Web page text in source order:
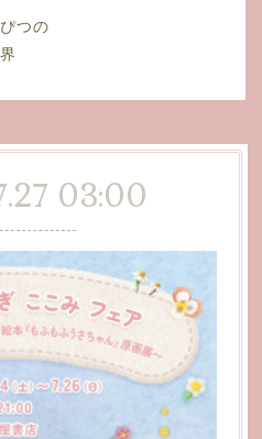
つの
03:00